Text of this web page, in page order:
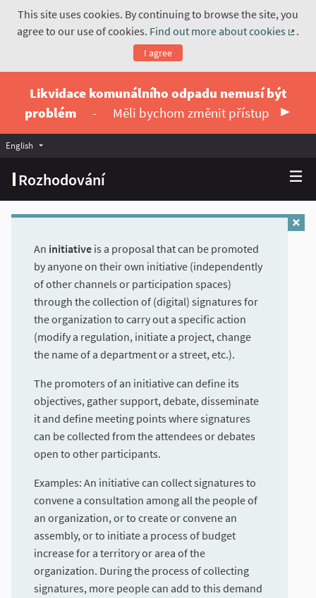
This site uses cookies. By continuing to browse the site, you
agree to our use of cookies. Find out more about cookies
.
I agree
Likvidace komunálního odpadu nemusí být
problém
- Měli bychom změnit přístup
Rozhodování
English Vyberte jazyk
An initiative is a proposal that can be promoted
by anyone on their own initiative (independently
of other channels or participation spaces)
through the collection of (digital) signatures for
the organization to carry out a specific action
(modify a regulation, initiate a project, change
the name of a department or a street, etc.).
The promoters of an initiative can define its
objectives, gather support, debate, disseminate
it and define meeting points where signatures
can be collected from the attendees or debates
open to other participants.
Examples: An initiative can collect signatures to
convene a consultation among all the people of
an organization, or to create or convene an
assembly, or to initiate a process of budget
increase for a territory or area of the
organization. During the process of collecting
signatures, more people can add to this demand